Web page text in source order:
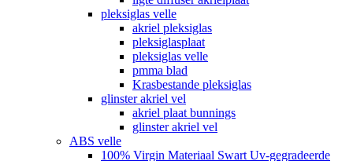
pleksiglas velle
akriel pleksiglas
pleksiglasplaat
pleksiglas velle
pmma blad
Krasbestande pleksiglas
glinster akriel vel
akriel plaat bunnings
glinster akriel vel
ABS velle
100% Virgin Materiaal Swart Uv-gegradeerde